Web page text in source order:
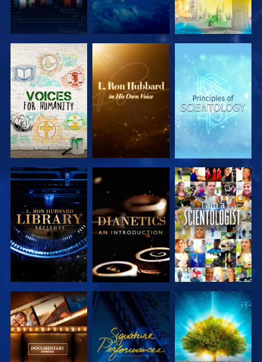
UTFORSKA
SERIEN
UTFORSKA
SERIEN
UTFORSKA
SERIEN
UTFORSKA
SERIEN
UTFORSKA
SERIEN
TITTA
UTFORSKA
SERIEN
TITTA
UTFORSKA
SERIEN